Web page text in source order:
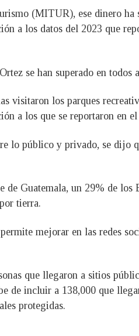
(MITUR), ese dinero
a los datos del 2023 que
se han superado en todos
visitaron los parques
a los que se reportaron en el
lo público y privado, se dijo
Guatemala, un 29% de
tierra.
mejorar en las redes
que llegaron a sitios
de incluir a 138,000 que
protegidas.